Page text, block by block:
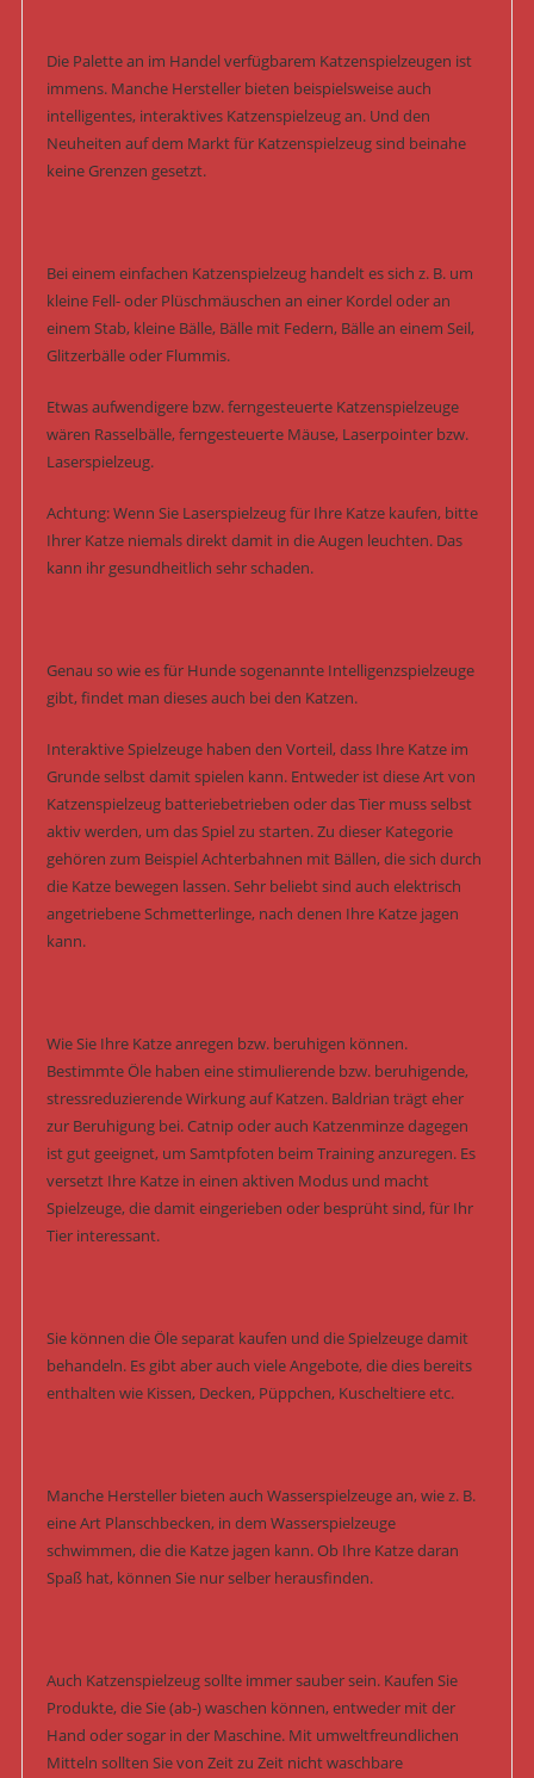
Die Palette an im Handel verfügbarem Katzenspielzeugen ist
immens. Manche Hersteller bieten beispielsweise auch
intelligentes, interaktives Katzenspielzeug an. Und den
Neuheiten auf dem Markt für Katzenspielzeug sind beinahe
keine Grenzen gesetzt.
Bei einem einfachen Katzenspielzeug handelt es sich z. B. um
kleine Fell- oder Plüschmäuschen an einer Kordel oder an
einem Stab, kleine Bälle, Bälle mit Federn, Bälle an einem Seil,
Glitzerbälle oder Flummis.
Etwas aufwendigere bzw. ferngesteuerte Katzenspielzeuge
wären Rasselbälle, ferngesteuerte Mäuse, Laserpointer bzw.
Laserspielzeug.
Achtung: Wenn Sie Laserspielzeug für Ihre Katze kaufen, bitte
Ihrer Katze niemals direkt damit in die Augen leuchten. Das
kann ihr gesundheitlich sehr schaden.
Genau so wie es für Hunde sogenannte Intelligenzspielzeuge
gibt, findet man dieses auch bei den Katzen.
Interaktive Spielzeuge haben den Vorteil, dass Ihre Katze im
Grunde selbst damit spielen kann. Entweder ist diese Art von
Katzenspielzeug batteriebetrieben oder das Tier muss selbst
aktiv werden, um das Spiel zu starten. Zu dieser Kategorie
gehören zum Beispiel Achterbahnen mit Bällen, die sich durch
die Katze bewegen lassen. Sehr beliebt sind auch elektrisch
angetriebene Schmetterlinge, nach denen Ihre Katze jagen
kann.
Wie Sie Ihre Katze anregen bzw. beruhigen können.
Bestimmte Öle haben eine stimulierende bzw. beruhigende,
stressreduzierende Wirkung auf Katzen. Baldrian trägt eher
zur Beruhigung bei. Catnip oder auch Katzenminze dagegen
ist gut geeignet, um Samtpfoten beim Training anzuregen. Es
versetzt Ihre Katze in einen aktiven Modus und macht
Spielzeuge, die damit eingerieben oder besprüht sind, für Ihr
Tier interessant.
Sie können die Öle separat kaufen und die Spielzeuge damit
behandeln. Es gibt aber auch viele Angebote, die dies bereits
enthalten wie Kissen, Decken, Püppchen, Kuscheltiere etc.
Manche Hersteller bieten auch Wasserspielzeuge an, wie z. B.
eine Art Planschbecken, in dem Wasserspielzeuge
schwimmen, die die Katze jagen kann. Ob Ihre Katze daran
Spaß hat, können Sie nur selber herausfinden.
Auch Katzenspielzeug sollte immer sauber sein. Kaufen Sie
Produkte, die Sie (ab-) waschen können, entweder mit der
Hand oder sogar in der Maschine. Mit umweltfreundlichen
Mitteln sollten Sie von Zeit zu Zeit nicht waschbare